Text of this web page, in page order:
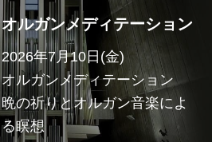
オルガンメディテーション
2026年7月10日(金)
オルガンメディテーション
晩の祈りとオルガン音楽によ
る瞑想